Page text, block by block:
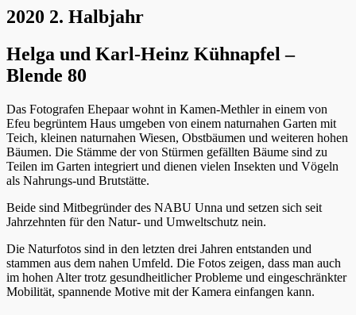
2020 2. Halbjahr
Helga und Karl-Heinz Kühnapfel –
Blende 80
Das Fotografen Ehepaar wohnt in Kamen-Methler in einem von
Efeu begrüntem Haus umgeben von einem naturnahen Garten mit
Teich, kleinen naturnahen Wiesen, Obstbäumen und weiteren hohen
Bäumen. Die Stämme der von Stürmen gefällten Bäume sind zu
Teilen im Garten integriert und dienen vielen Insekten und Vögeln
als Nahrungs-und Brutstätte.
Beide sind Mitbegründer des NABU Unna und setzen sich seit
Jahrzehnten für den Natur- und Umweltschutz nein.
Die Naturfotos sind in den letzten drei Jahren entstanden und
stammen aus dem nahen Umfeld. Die Fotos zeigen, dass man auch
im hohen Alter trotz gesundheitlicher Probleme und eingeschränkter
Mobilität, spannende Motive mit der Kamera einfangen kann.